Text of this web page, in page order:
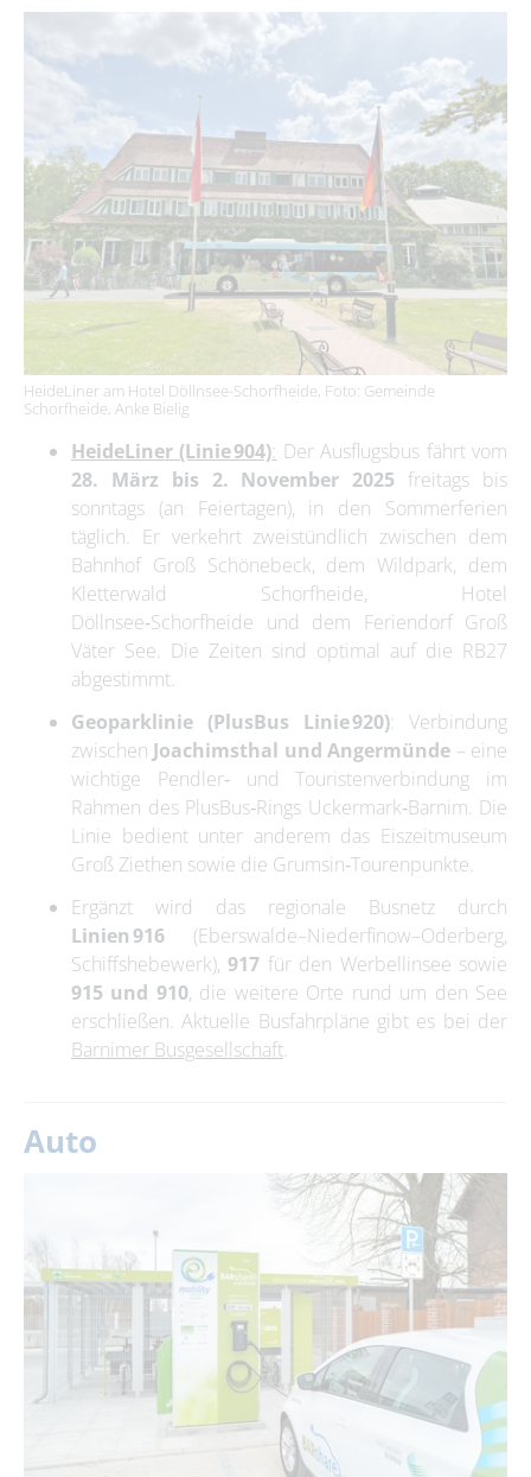
HeideLiner am Hotel Döllnsee-Schorfheide, Foto: Gemeinde
Schorfheide, Anke Bielig
HeideLiner (Linie 904): Der Ausflugsbus fährt vom
28. März bis 2. November 2025 freitags bis
sonntags (an Feiertagen), in den Sommerferien
täglich. Er verkehrt zweistündlich zwischen dem
Bahnhof Groß Schönebeck, dem Wildpark, dem
Kletterwald Schorfheide, Hotel
Döllnsee‑Schorfheide und dem Feriendorf Groß
Väter See. Die Zeiten sind optimal auf die RB27
abgestimmt.
Geoparklinie (PlusBus Linie 920): Verbindung
zwischen Joachimsthal und Angermünde – eine
wichtige Pendler‑ und Touristenverbindung im
Rahmen des PlusBus‑Rings Uckermark‑Barnim. Die
Linie bedient unter anderem das Eiszeitmuseum
Groß Ziethen sowie die Grumsin‑Tourenpunkte.
Ergänzt wird das regionale Busnetz durch
Linien 916 (Eberswalde–Niederfinow–Oderberg,
Schiffshebewerk),917 für den Werbellinsee sowie
915 und 910, die weitere Orte rund um den See
erschließen. Aktuelle Busfahrpläne gibt es bei der
Barnimer Busgesellschaft.
Auto